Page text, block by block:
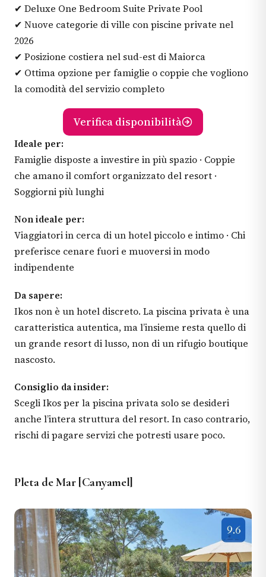
✔ Deluxe One Bedroom Suite Private Pool
✔ Nuove categorie di ville con piscine private nel
2026
✔ Posizione costiera nel sud-est di Maiorca
✔ Ottima opzione per famiglie o coppie che vogliono
la comodità del servizio completo
Verifica disponibilità
Ideale per:
Famiglie disposte a investire in più spazio · Coppie
che amano il comfort organizzato del resort ·
Soggiorni più lunghi
Non ideale per:
Viaggiatori in cerca di un hotel piccolo e intimo · Chi
preferisce cenare fuori e muoversi in modo
indipendente
Da sapere:
Ikos non è un hotel discreto. La piscina privata è una
caratteristica autentica, ma l’insieme resta quello di
un grande resort di lusso, non di un rifugio boutique
nascosto.
Consiglio da insider:
Scegli Ikos per la piscina privata solo se desideri
anche l’intera struttura del resort. In caso contrario,
rischi di pagare servizi che potresti usare poco.
Pleta de Mar [Canyamel]